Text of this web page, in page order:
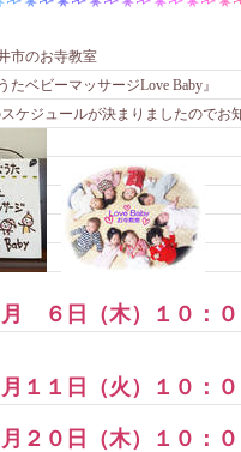
市のお寺教室
たベビーマッサージLove Baby』
スケジュールが決まりましたのでお
６日（木）１０：０
１１日（火）１０：
２０日（木）１０：